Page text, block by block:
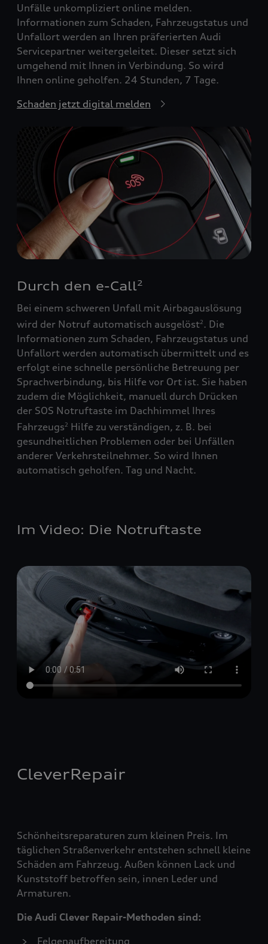
Unfälle unkompliziert online melden.
Informationen zum Schaden, Fahrzeugstatus und
Unfallort werden an Ihren präferierten Audi
Servicepartner weitergeleitet. Dieser setzt sich
umgehend mit Ihnen in Verbindung. So wird
Ihnen online geholfen. 24 Stunden, 7 Tage.
Schaden jetzt digital melden
Durch den e-Call2
Bei einem schweren Unfall mit Airbagauslösung
wird der Notruf automatisch ausgelöst2 . Die
Informationen zum Schaden, Fahrzeugstatus und
Unfallort werden automatisch übermittelt und es
erfolgt eine schnelle persönliche Betreuung per
Sprachverbindung, bis Hilfe vor Ort ist. Sie haben
zudem die Möglichkeit, manuell durch Drücken
der SOS Notruftaste im Dachhimmel Ihres
Fahrzeugs2 Hilfe zu verständigen, z. B. bei
gesundheitlichen Problemen oder bei Unfällen
anderer Verkehrsteilnehmer. So wird Ihnen
automatisch geholfen. Tag und Nacht.
Im Video: Die Notruftaste
CleverRepair
Schönheitsreparaturen zum kleinen Preis. Im
täglichen Straßenverkehr entstehen schnell kleine
Schäden am Fahrzeug. Außen können Lack und
Kunststoff betroffen sein, innen Leder und
Armaturen.
Die Audi Clever Repair-Methoden sind:
Felgenaufbereitung